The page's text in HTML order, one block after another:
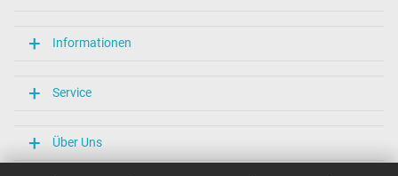
Weitere Daten
Ja
CE
Informationen
Service
Über Uns